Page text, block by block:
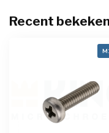
Recent